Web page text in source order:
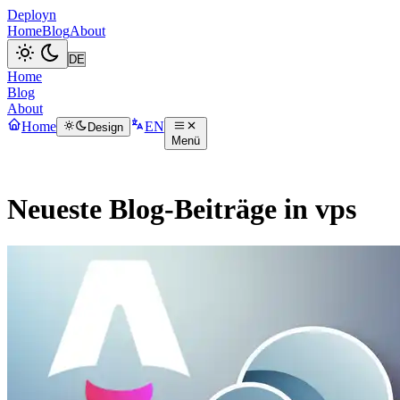
Deployn
HomeBlogAbout
Home
Blog
About
Home
Design EN
Menü
Neueste Blog-Beiträge in vps